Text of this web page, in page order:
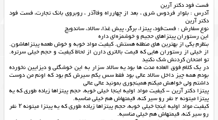
فست فود دکتر آرین
آدرس : بلوار فردوس شرق ، بعد از چهارراه وفاآذر ، روبروی بانک تجارت، فست فود
دکتر آرین
نوع سفارش : فست‌فود، پیتزا، برگر، پیش غذا، سالاد، ساندویچ
این رستوران پیتزاهای حجیم و خوشمزه‌ای داره
بنظرم یکی از بهترین های منطقه هستش. کیفیت مواد خوبه و خوش طعمه پیتزاهاشون.
از خیلی از رستوران هایی که قیمت بالاتری دارن از لحاظ کیفیت و حجم خیلی سرتره.
تو امتحان کردنش شک نکنید
در یک کلام فوق العاده مدت ها بود یه سالاد سزار به این خوشگلی و دیزایین نخورده
بودم همه چیز داخل سالاد عالی بود فقط سس یکم سیرش کم بود که اونم من دوست
داشتم ولی خواهش میکنم همینجوری بمونید عالی عالی
پیتزا دکتر آرین – کیفیت مواد اولیه اینجا خیلی خوبه، حجم پیتزاها زیاده طوری که یه
پیتزا میتونه 2 نفر رو سیر کنه، قیمتهاش هم خیلی مناسبه.
کیفیت مواد اولیه اینجا خیلی خوبه، حجم پیتزاها زیاده طوری که یه پیتزا میتونه ۲ نفر
رو سیر کنه، قیمتهاش هم خیلی مناسبه.